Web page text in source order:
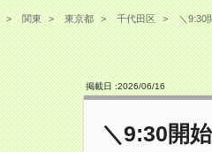
関東 東京都 千代田区 ＼9:30
掲載日 :2026/06/16
＼9:30開